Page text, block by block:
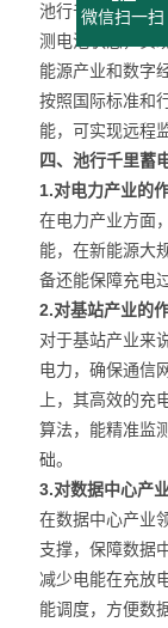
池行千里蓄电池
测电池状态，实
能源产业和数字
按照国际标准和
能，可实现远程
四、池行千里蓄
1.对电力产业的
在电力产业方面
能，在新能源大
备还能保障充电
2.对基站产业的
对于基站产业来
电力，确保通信
上，其高效的
算法，能精准监
础。
3.对数据中心产
在数据中心产业
支撑，保障数据
减少电能在充放
能调度，方便数
微信扫一扫